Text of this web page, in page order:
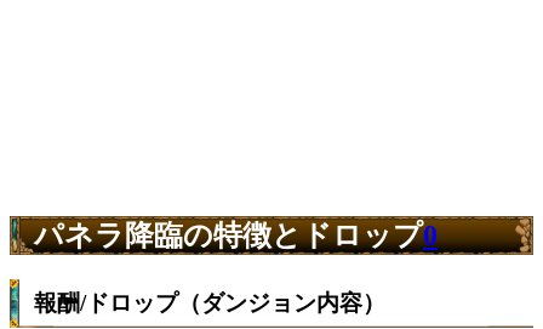
パネラ降臨の特徴とドロップ0
報酬/ドロップ（ダンジョン内容）